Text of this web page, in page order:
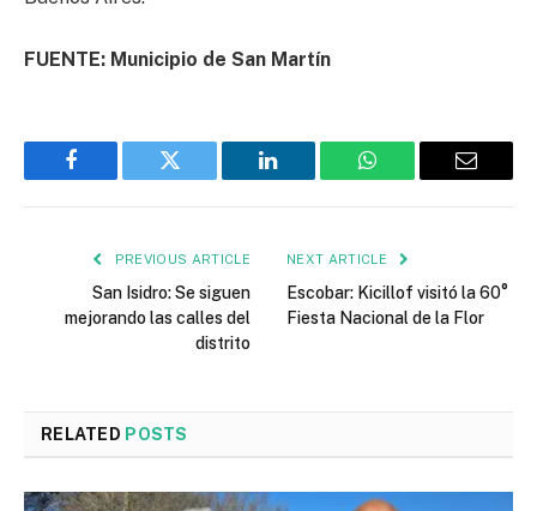
FUENTE: Municipio de San Martín
Facebook Twitter LinkedIn WhatsApp Email
PREVIOUS ARTICLE
San Isidro: Se siguen
mejorando las calles del
distrito
NEXT ARTICLE
Escobar: Kicillof visitó la 60°
Fiesta Nacional de la Flor
RELATED POSTS